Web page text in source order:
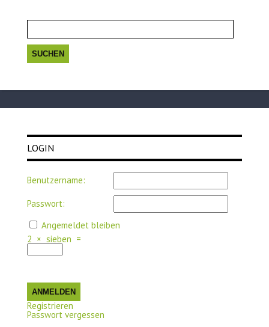
LOGIN
Benutzername:
Passwort:
Angemeldet bleiben
2 × sieben =
ANMELDEN
Registrieren
Passwort vergessen